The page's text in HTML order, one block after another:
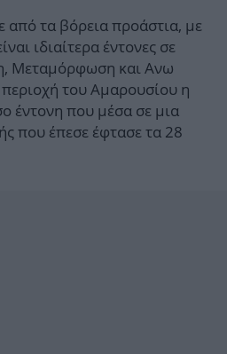
από τα βόρεια προάστια, με
ιδιαίτερα έντονες σε
Μεταμόρφωση και Ανω
του Αμαρουσίου η
έντονη που μέσα σε μια
που έπεσε έφτασε τα 28